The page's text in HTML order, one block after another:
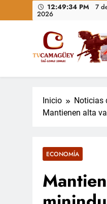
12:49:35 PM 7
2026
TV Camagüey:
Inicio Noticias
Mantienen alta
ECONOMÍA